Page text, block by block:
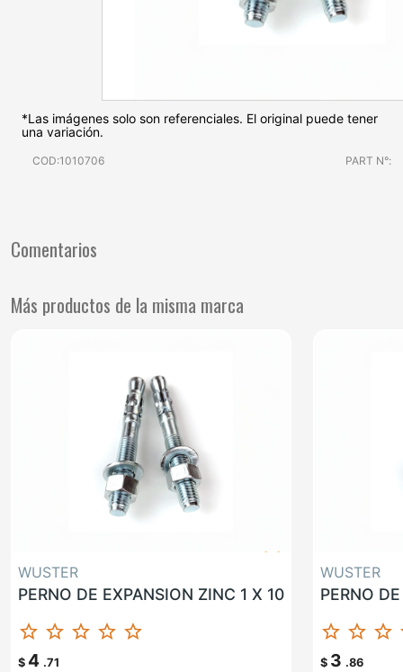
*Las imágenes solo son referenciales. El original puede tener
una variación.
COD:1010706 PART N°:
Comentarios
Más productos de la misma marca
WUSTER
PERNO DE EXPANSION ZINC 1 X 10
star_border star_border star_border star_border star_border
$ 4 .71
WUSTER
star_border star_border star_border
$ 3 .86